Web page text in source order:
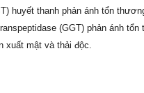
huyết thanh phản ánh tổn
(GGT) phản ánh
xuất mật và thải độc.